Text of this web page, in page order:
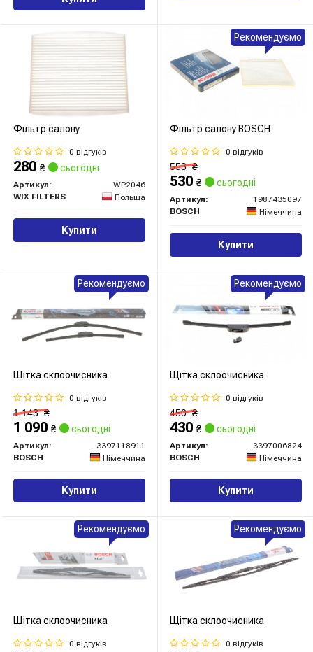
Фільтр салону
0 відгуків
280 ₴ сьогодні
Артикул:
WP2046
WIX FILTERS
Польща
Купити
Фільтр салону BOSCH
0 відгуків
553₴
530 ₴ сьогодні
Артикул:
1987435097
BOSCH
Німеччина
Купити
Рекомендуємо
Щітка склоочисника
0 відгуків
1 143₴
1 090 ₴ сьогодні
Артикул:
3397118911
BOSCH
Німеччина
Купити
Рекомендуємо
Щітка склоочисника
0 відгуків
450₴
430 ₴ сьогодні
Артикул:
3397006824
BOSCH
Німеччина
Купити
Рекомендуємо
Щітка склоочисника
0 відгуків
Рекомендуємо
Щітка склоочисника
0 відгуків
Рекомендуємо